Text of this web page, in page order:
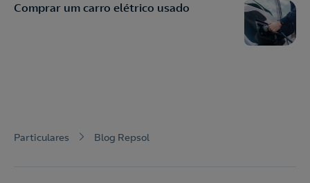
Comprar um carro elétrico usado
Particulares Blog Repsol